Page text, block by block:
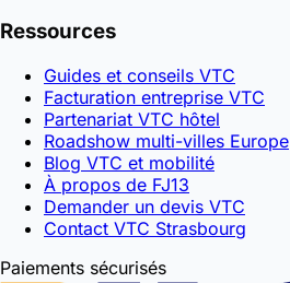
Ressources
Guides et conseils VTC
Facturation entreprise VTC
Partenariat VTC hôtel
Roadshow multi-villes Europe
Blog VTC et mobilité
À propos de FJ13
Demander un devis VTC
Contact VTC Strasbourg
Paiements sécurisés